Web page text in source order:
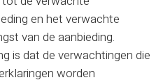
en het verwachte
van de aanbieding.
is dat de verwachtingen die
worden